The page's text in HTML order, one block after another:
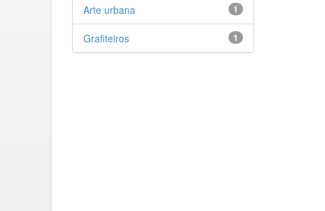
1
Arte urbana
1
Grafiteiros